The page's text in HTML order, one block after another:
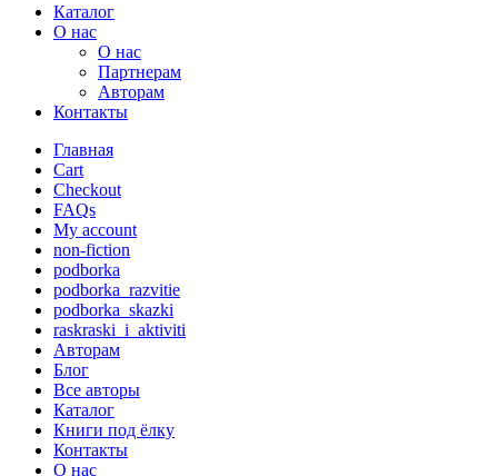
Каталог
О нас
О нас
Партнерам
Авторам
Контакты
Главная
Cart
Checkout
FAQs
My account
non-fiction
podborka
podborka_razvitie
podborka_skazki
raskraski_i_aktiviti
Авторам
Блог
Все авторы
Каталог
Книги под ёлку
Контакты
О нас